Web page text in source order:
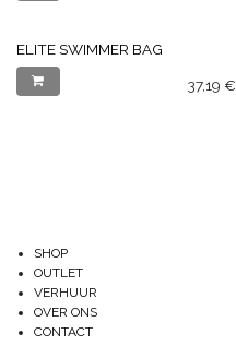
ELITE SWIMMER BAG
37,19 €
SHOP
OUTLET
VERHUUR
OVER ONS
CONTACT